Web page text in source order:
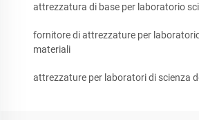
attrezzatura di base per laboratorio
fornitore di attrezzature per
materiali
attrezzature per laboratori di scienza